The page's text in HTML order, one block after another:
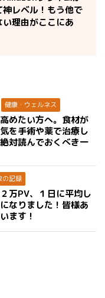
レベル！もう他で
い理由がここにあ
健康・ウェルネス
めたい方へ。食材が
を手術や薬で治療し
対読んでおくべき一
の記録
万PV、１日に平均し
なりました！皆様あ
ます！